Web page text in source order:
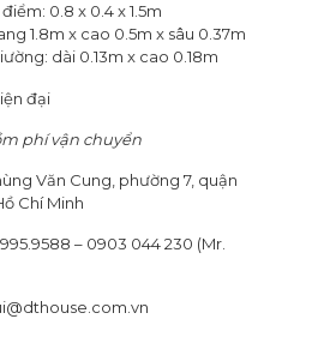
0.8 x 0.4 x 1.5m
1.8m x cao 0.5m x sâu 0.37m
dài 0.13m x cao 0.18m
đại
phí vận chuyển
Văn Cung, phường 7, quận
Chí Minh
– 0903 044 230 (Mr.